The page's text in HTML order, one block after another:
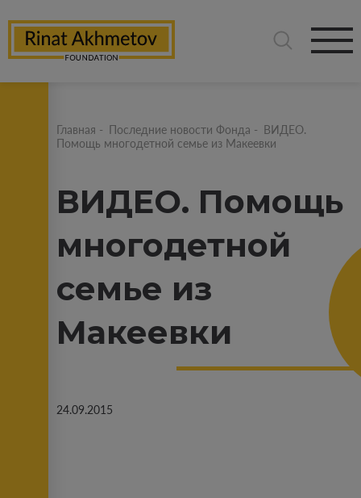
Главная - Последние новости Фонда - ВИДЕО.
Помощь многодетной семье из Макеевки
ВИДЕО. Помощь
многодетной
семье из
Макеевки
24.09.2015